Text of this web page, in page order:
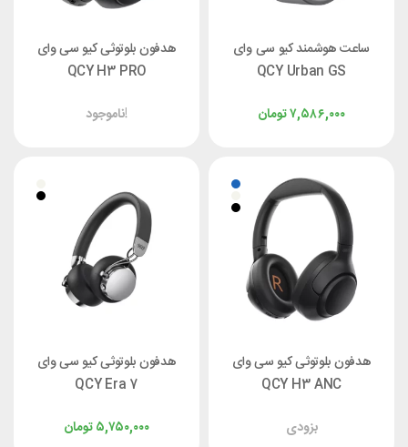
ساعت هوشمند کیو سی وای
QCY Urban GS
تومان۷,۵۸۶,۰۰۰
هدفون بلوتوثی کیو سی وای
QCY H3 PRO
ناموجود!
هدفون بلوتوثی کیو سی وای
QCY H3 ANC
بزودی
هدفون بلوتوثی کیو سی وای
QCY Era 7
تومان۵,۷۵۰,۰۰۰